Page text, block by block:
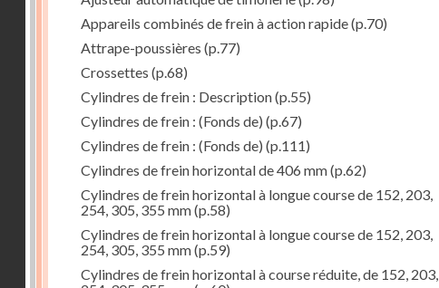
Appareils combinés de frein à action rapide(p.70)
Attrape-poussières (p.77)
Crossettes (p.68)
Cylindres de frein : Description(p.55)
Cylindres de frein : (Fonds de) (p.67)
Cylindres de frein : (Fonds de) (p.111)
Cylindres de frein horizontal de 406 mm(p.62)
Cylindres de frein horizontal à longue course de 152, 203,
254, 305, 355 mm(p.58)
Cylindres de frein horizontal à longue course de 152, 203,
254, 305, 355 mm(p.59)
Cylindres de frein horizontal à course réduite, de 152, 203,